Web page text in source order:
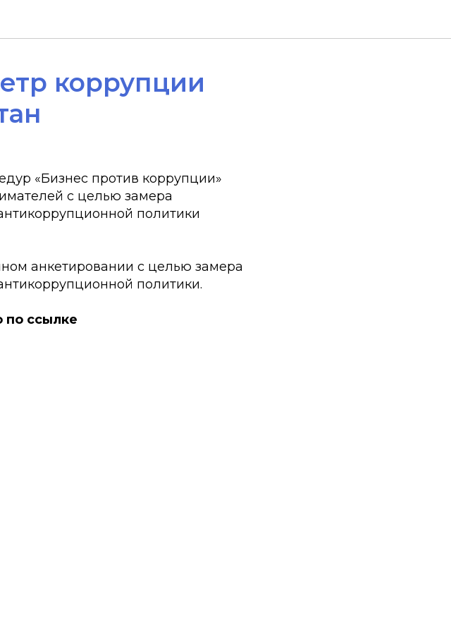
коррупции
«Бизнес против коррупции»
с целью замера
политики
анкетировании с целью замера
политики.
по ссылке